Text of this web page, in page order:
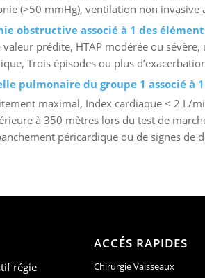
(>50 mmHg), ventilation non invasive
obstructive associé à 1 des
valeur prédite, HTAP modérée ou
Trois épisodes ou plus
pulmonaire du groupe 1 associé à
maximal, Index cardiaque < 2 L/
à 350 mètres lors du test de
péricardique ou de signes de
régie
ACCÉS RAPIDES
Chirurgie Vaisseaux